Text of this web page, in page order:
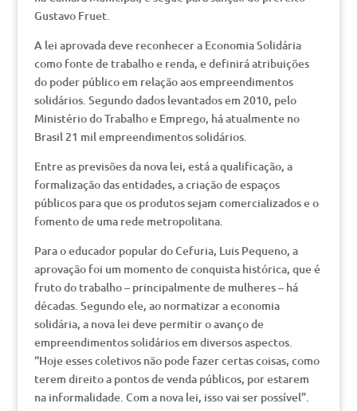
Gustavo Fruet.
A lei aprovada deve reconhecer a Economia Solidária
como fonte de trabalho e renda, e definirá atribuições
do poder público em relação aos empreendimentos
solidários. Segundo dados levantados em 2010, pelo
Ministério do Trabalho e Emprego, há atualmente no
Brasil 21 mil empreendimentos solidários.
Entre as previsões da nova lei, está a qualificação, a
formalização das entidades, a criação de espaços
públicos para que os produtos sejam comercializados e o
fomento de uma rede metropolitana.
Para o educador popular do Cefuria, Luis Pequeno, a
aprovação foi um momento de conquista histórica, que é
fruto do trabalho – principalmente de mulheres – há
décadas. Segundo ele, ao normatizar a economia
solidária, a nova lei deve permitir o avanço de
empreendimentos solidários em diversos aspectos.
“Hoje esses coletivos não pode fazer certas coisas, como
terem direito a pontos de venda públicos, por estarem
na informalidade. Com a nova lei, isso vai ser possível”.